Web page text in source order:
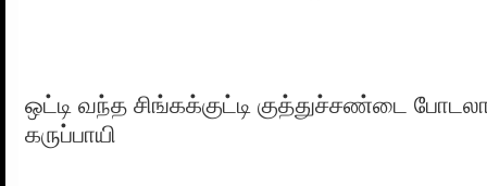
ஒட்டி வந்த சிங்கக்குட்டி குத்துச்சண்டை
கருப்பாயி